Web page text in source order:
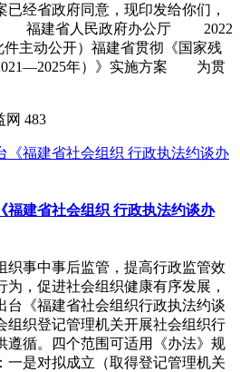
已经省政府同意，现印发给你们，
福建省人民政府办公厅 2022
动公开）福建省贯彻《国家残
年）》实施方案 为贯
网 483
福建省社会组织 行政执法约谈办
织事中事后监管，提高行政监管效
为，促进社会组织健康有序发展，
台《福建省社会组织行政执法约谈
组织登记管理机关开展社会组织行
遵循。四个范围可适用《办法》规
一是对拟成立（取得登记管理机关